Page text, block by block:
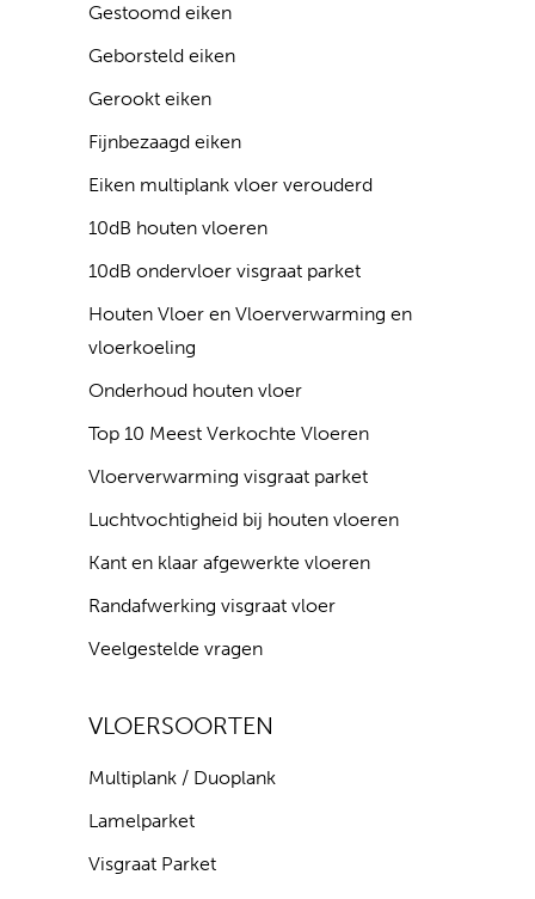
Gestoomd eiken
Geborsteld eiken
Gerookt eiken
Fijnbezaagd eiken
Eiken multiplank vloer verouderd
10dB houten vloeren
10dB ondervloer visgraat parket
Houten Vloer en Vloerverwarming en
vloerkoeling
Onderhoud houten vloer
Top 10 Meest Verkochte Vloeren
Vloerverwarming visgraat parket
Luchtvochtigheid bij houten vloeren
Kant en klaar afgewerkte vloeren
Randafwerking visgraat vloer
Veelgestelde vragen
VLOERSOORTEN
Multiplank / Duoplank
Lamelparket
Visgraat Parket